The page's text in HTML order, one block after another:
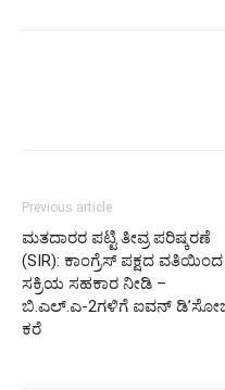
Previous article
ಮತದಾರರ ಪಟ್ಟಿ ತೀವ್ರ ಪರಿಷ್ಕರಣೆ
(SIR): ಕಾಂಗ್ರೆಸ್ ಪಕ್ಷದ ವತಿಯಿಂದ
ಸಕ್ರಿಯ ಸಹಕಾರ ನೀಡಿ –
ಬಿ.ಎಲ್.ಎ-2ಗಳಿಗೆ ಐವನ್
ಕರೆ